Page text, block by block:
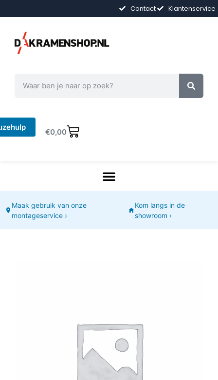
Contact Klantenservice
€0,00
Maak gebruik van onze
montageservice ›
Kom langs in de
showroom ›